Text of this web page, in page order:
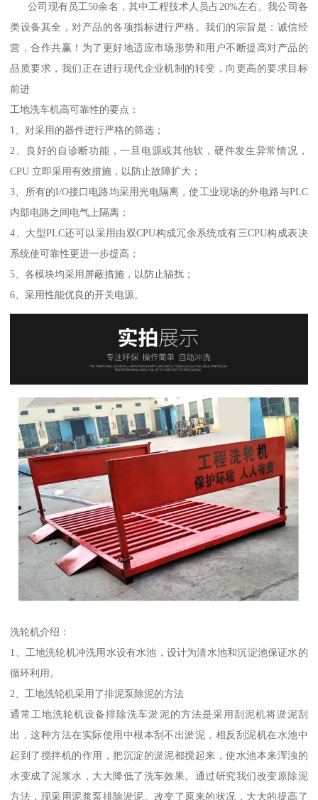
公司现有员工50余名，其中工程技术人员占20%左右。我公司各
类设备其全，对产品的各项指标进行严格。我们的宗旨是：诚信经
营，合作共赢！为了更好地适应市场形势和用户不断提高对产品的
品质要求，我们正在进行现代企业机制的转变，向更高的要求目标
前进
工地洗车机高可靠性的要点：
1、对采用的器件进行严格的筛选；
2、良好的自诊断功能，一旦电源或其他软，硬件发生异常情况，
CPU 立即采用有效措施，以防止故障扩大；
3、所有的I/O接口电路均采用光电隔离，使工业现场的外电路与PLC
内部电路之间电气上隔离；
4、大型PLC还可以采用由双CPU构成冗余系统或有三CPU构成表决
系统使可靠性更进一步提高；
5、各模块均采用屏蔽措施，以防止辐扰；
6、采用性能优良的开关电源。
洗轮机介绍：
1、工地洗轮机冲洗用水设有水池，设计为清水池和沉淀池保证水的
循环利用。
2、工地洗轮机采用了排泥泵除泥的方法
通常工地洗轮机设备排除洗车淤泥的方法是采用刮泥机将淤泥刮
出，这种方法在实际使用中根本刮不出淤泥，相反刮泥机在水池中
起到了搅拌机的作用，把沉淀的淤泥都搅起来，使水池本来浑浊的
水变成了泥浆水，大大降低了洗车效果。通过研究我们改变原除泥
方法，现采用泥浆泵排除淤泥。改变了原来的状况，大大的提高了